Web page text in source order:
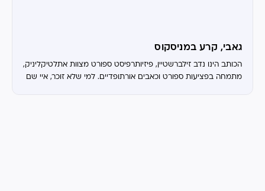
גאבי, קרע במניסקוס
הכותב הינו נדב זילברשטיין, פיזיותרפיסט ספורט מצוות אתלטיקליניק,
מתמחה בפציעות ספורט וכאבים אורתופדיים. למי שלא זוכר, איי שם